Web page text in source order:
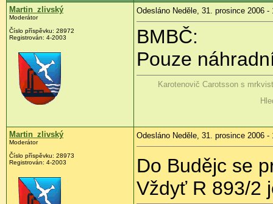
Martin_zlivský
Moderátor
Číslo příspěvku: 28972
Registrován: 4-2003
Odesláno Neděle, 31. prosince 2006 -
BMBČ:
Pouze
Karotenovič Carotsson s
Martin_zlivský
Moderátor
Číslo příspěvku: 28973
Registrován: 4-2003
Odesláno Neděle, 31. prosince 2006 -
Do Budějc se
Vždyť R 893/2